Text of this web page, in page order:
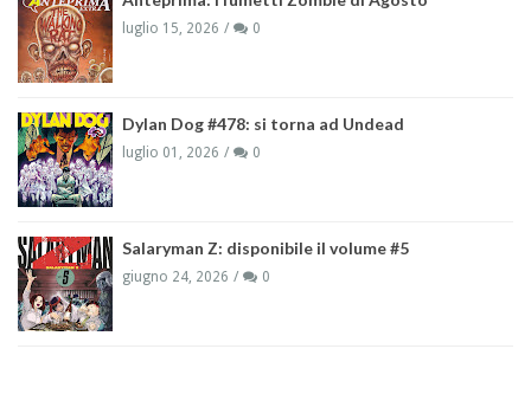
luglio 15, 2026 0
Dylan Dog #478: si torna ad Undead
luglio 01, 2026 0
Salaryman Z: disponibile il volume #5
giugno 24, 2026 0